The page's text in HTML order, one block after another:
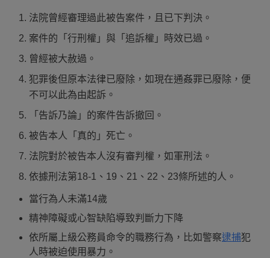
法院曾經審理過此被告案件，且已下判決。
案件的「行刑權」與「追訴權」時效已過。
曾經被大赦過。
犯罪後但原本法律已廢除，如現在通姦罪已廢除，便
不可以此為由起訴。
「告訴乃論」的案件告訴撤回。
被告本人「真的」死亡。
法院對於被告本人沒有審判權，如軍刑法。
依據刑法第18-1、19、21、22、23條所述的人。
當行為人未滿14歲
精神障礙或心智缺陷導致判斷力下降
依所屬上級公務員命令的職務行為，比如警察逮捕犯
人時被迫使用暴力。